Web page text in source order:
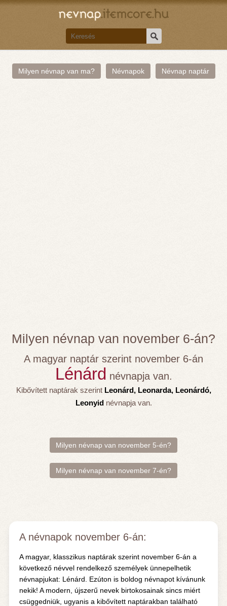
Milyen névnap van ma? Névnapok Névnap naptár
Milyen névnap van november 6-án?
A magyar naptár szerint november 6-án
Lénárd névnapja van.
Kibővített naptárak szerint Leonárd, Leonarda, Leonárdó,
Leonyidnévnapja van.
Milyen névnap van november 5-én?
Milyen névnap van november 7-én?
A névnapok november 6-án:
A magyar, klasszikus naptárak szerint november 6-án a
következő névvel rendelkező személyek ünnepelhetik
névnapjukat: Lénárd. Ezúton is boldog névnapot kívánunk
nekik! A modern, újszerű nevek birtokosainak sincs miért
csüggedniük, ugyanis a kibővített naptárakban található